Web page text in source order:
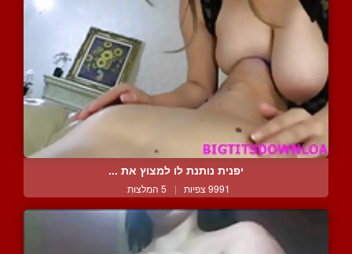
יפנית נותנת לו למצוץ את ...
9991 צפיות | 5 המלצות